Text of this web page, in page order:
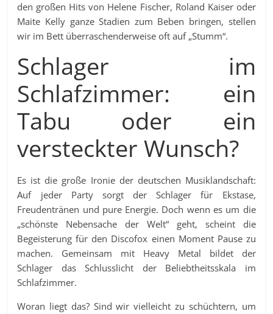
den großen Hits von Helene Fischer, Roland Kaiser oder
Maite Kelly ganze Stadien zum Beben bringen, stellen
wir im Bett überraschenderweise oft auf „Stumm“.
Schlager im
Schlafzimmer: ein
Tabu oder ein
versteckter Wunsch?
Es ist die große Ironie der deutschen Musiklandschaft:
Auf jeder Party sorgt der Schlager für Ekstase,
Freudentränen und pure Energie. Doch wenn es um die
„schönste Nebensache der Welt“ geht, scheint die
Begeisterung für den Discofox einen Moment Pause zu
machen. Gemeinsam mit Heavy Metal bildet der
Schlager das Schlusslicht der Beliebtheitsskala im
Schlafzimmer.
Woran liegt das? Sind wir vielleicht zu schüchtern, um